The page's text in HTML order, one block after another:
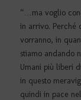
“…ma voglio
in arrivo. Perché
vorranno, in
stiamo andando
Umani più liberi
in questo
quindi in pace